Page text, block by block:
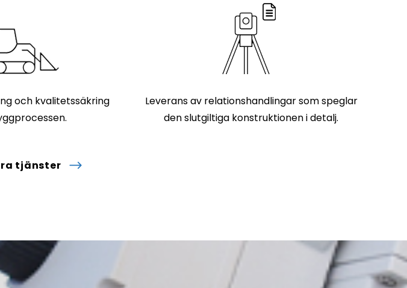
och kvalitetssäkring
Leverans av relationshandlingar som speglar
den slutgiltiga konstruktionen i detalj.
tjänster